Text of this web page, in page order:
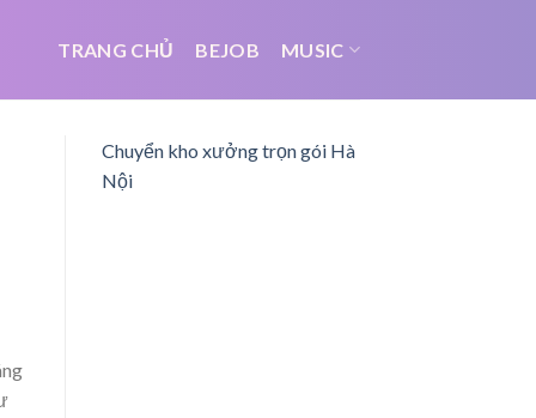
TRANG CHỦ BEJOB MUSIC
Chuyển kho xưởng trọn gói Hà
Nội